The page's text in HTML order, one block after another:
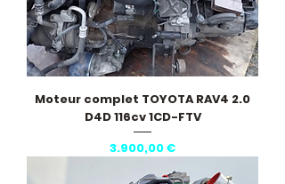
Moteur complet TOYOTA RAV4 2.0
D4D 116cv 1CD-FTV
Pris
3.900,00 €